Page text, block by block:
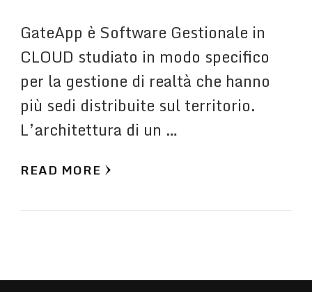
GateApp è Software Gestionale in
CLOUD studiato in modo specifico
per la gestione di realtà che hanno
più sedi distribuite sul territorio.
L’architettura di un …
READ MORE